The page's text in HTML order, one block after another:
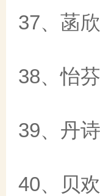
37、菡
38、怡
39、丹
40、贝